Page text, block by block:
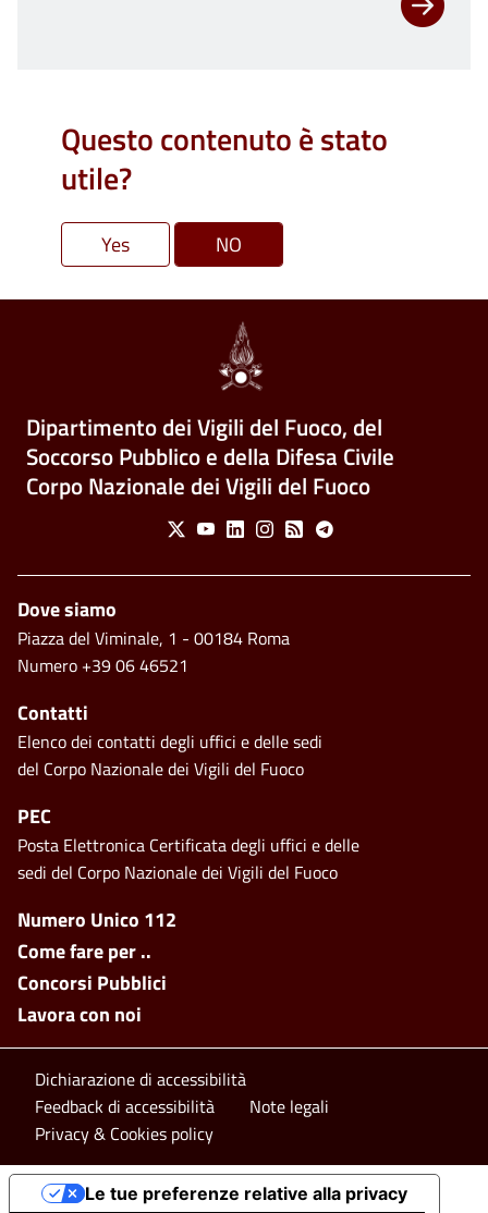
Questo contenuto è stato
utile?
Dipartimento dei Vigili del Fuoco, del
Soccorso Pubblico e della Difesa Civile
Corpo Nazionale dei Vigili del Fuoco
Social Menu
X YoutubeLinkedinInstagram
Feed Telegram
Footer side menu
Numero Unico 112
Come fare per ..
Concorsi Pubblici
Lavora con noi
Piè di pagina
Dove siamo
Piazza del Viminale, 1 - 00184 Roma
Numero +39 06 46521
Contatti
Elenco dei contatti degli uffici e delle sedi
del Corpo Nazionale dei Vigili del Fuoco
PEC
Posta Elettronica Certificata degli uffici e delle
sedi del Corpo Nazionale dei Vigili del Fuoco
Footer bottom
Dichiarazione di accessibilità
Feedback di accessibilità
Note legali
Privacy & Cookies policy
Le tue preferenze relative alla privacy